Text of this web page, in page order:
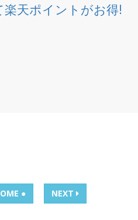
天ポイントがお得!
● NEXT